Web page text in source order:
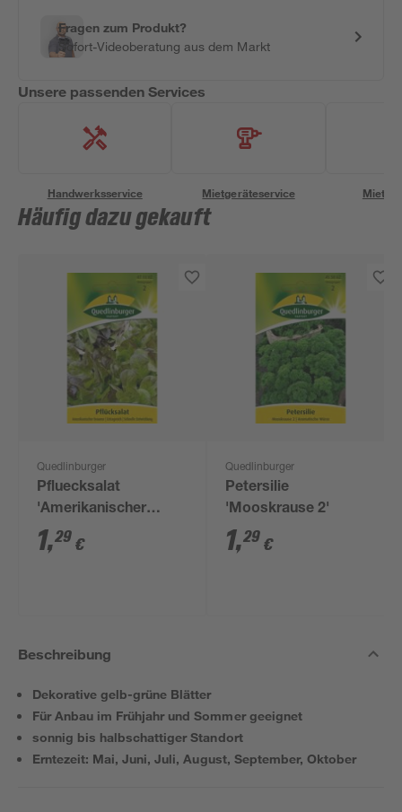
Fragen zum Produkt?
Sofort-Videoberatung aus dem Markt
Unsere passenden Services
Handwerksservice Mietgeräteservice
Häufig dazu gekauft
Quedlinburger
Pfluecksalat
'Amerikanischer
brauner'
1,29 €
Quedlinburger
Petersilie
'Mooskrause 2'
1,29 €
Beschreibung
Dekorative gelb-grüne Blätter
Für Anbau im Frühjahr und Sommer geeignet
sonnig bis halbschattiger Standort
Erntezeit: Mai, Juni, Juli, August, September, Oktober